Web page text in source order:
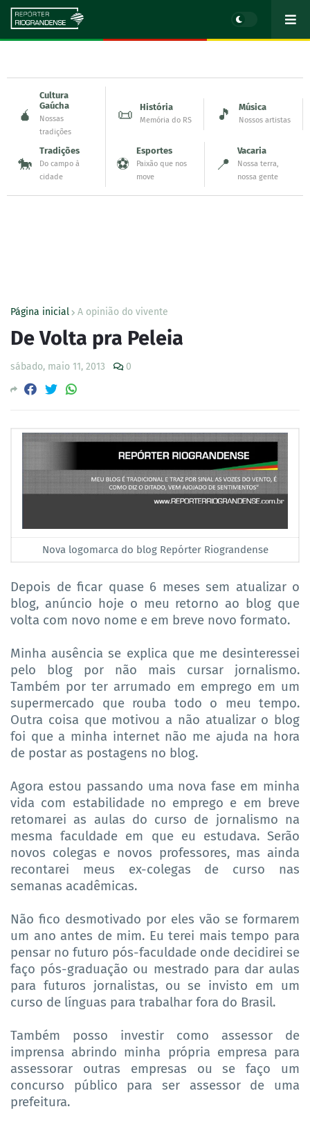
🧉
Cultura
Gaúcha
Nossas
tradições
📜 História
Memória do RS 🎵 Música
Nossos artistas
🐎
Tradições
Do campo à
cidade
⚽
Esportes
Paixão que nos
move
📍
Vacaria
Nossa terra,
nossa gente
Página inicial A opinião do vivente
De Volta pra Peleia
sábado, maio 11, 2013 0
Nova logomarca do blog Repórter Riograndense
Depois de ficar quase 6 meses sem atualizar o
blog, anúncio hoje o meu retorno ao blog que
volta com novo nome e em breve novo formato.
Minha ausência se explica que me desinteressei
pelo blog por não mais cursar jornalismo.
Também por ter arrumado em emprego em um
supermercado que rouba todo o meu tempo.
Outra coisa que motivou a não atualizar o blog
foi que a minha internet não me ajuda na hora
de postar as postagens no blog.
Agora estou passando uma nova fase em minha
vida com estabilidade no emprego e em breve
retomarei as aulas do curso de jornalismo na
mesma faculdade em que eu estudava. Serão
novos colegas e novos professores, mas ainda
recontarei meus ex-colegas de curso nas
semanas acadêmicas.
Não fico desmotivado por eles vão se formarem
um ano antes de mim. Eu terei mais tempo para
pensar no futuro pós-faculdade onde decidirei se
faço pós-graduação ou mestrado para dar aulas
para futuros jornalistas, ou se invisto em um
curso de línguas para trabalhar fora do Brasil.
Também posso investir como assessor de
imprensa abrindo minha própria empresa para
assessorar outras empresas ou se faço um
concurso público para ser assessor de uma
prefeitura.